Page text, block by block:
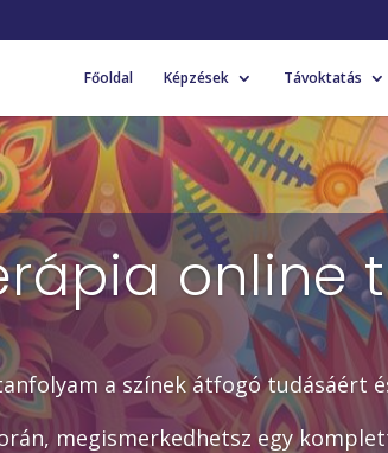
Főoldal Képzések Távoktatás
online
a színek átfogó tudásáért
megismerkedhetsz egy